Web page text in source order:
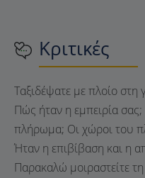
Κριτικές
Ταξιδέψατε με πλοίο
Πώς ήταν η εμπειρία
πλήρωμα; Οι χώροι του
Ήταν η επιβίβαση και η
Παρακαλώ μοιραστείτε